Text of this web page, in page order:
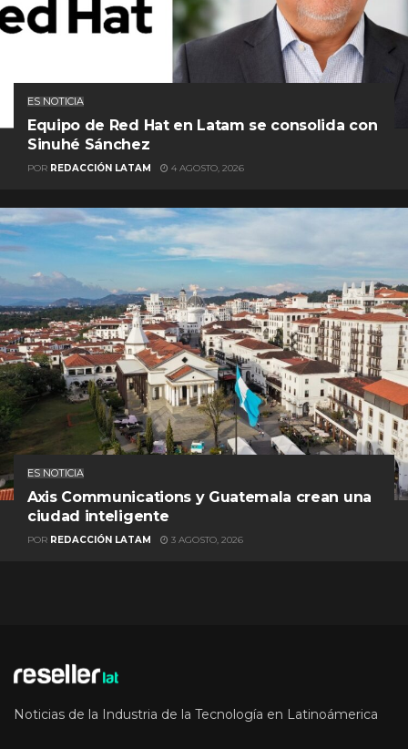
ES NOTICIA
Equipo de Red Hat en Latam se consolida con
Sinuhé Sánchez
POR REDACCIÓN LATAM 4 AGOSTO, 2026
ES NOTICIA
Axis Communications y Guatemala crean una
ciudad inteligente
POR REDACCIÓN LATAM 3 AGOSTO, 2026
Noticias de la Industria de la Tecnología en Latinoámerica